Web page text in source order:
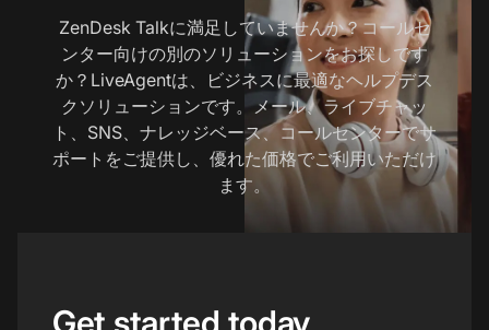
ZenDesk Talkに満足していませんか？コールセ
ンター向けの別のソリューションをお探しです
か？LiveAgentは、ビジネスに最適なヘルプデス
クソリューションです。メール、ライブチャッ
ト、SNS、ナレッジベース、コールセンターでサ
ポートをご提供し、優れた価格でご利用いただけ
ます。
Get started today